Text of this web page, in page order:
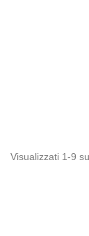
Visualizzati 1-9